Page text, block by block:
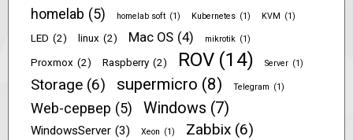
homelab (5) homelab soft (1) Kubernetes (1) KVM (1)
LED (2) linux (2) Mac OS (4) mikrotik (1)
Proxmox (2) Raspberry (2) ROV (14) Server (1)
Storage (6) supermicro (8) Telegram (1)
Web-сервер (5) Windows (7)
WindowsServer (3) Xeon (1) Zabbix (6)